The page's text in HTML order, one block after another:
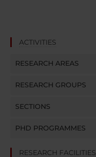
ACTIVITIES
RESEARCH AREAS
RESEARCH GROUPS
SECTIONS
PHD PROGRAMMES
RESEARCH FACILITIES